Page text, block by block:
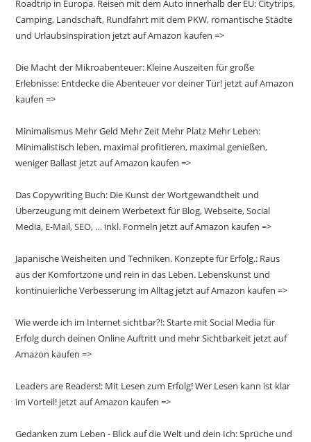
Roadtrip in Europa. Reisen mit dem Auto innerhalb der EU: Citytrips,
Camping, Landschaft, Rundfahrt mit dem PKW, romantische Städte
und Urlaubsinspiration jetzt auf Amazon kaufen =>
Die Macht der Mikroabenteuer: Kleine Auszeiten für große
Erlebnisse: Entdecke die Abenteuer vor deiner Tür! jetzt auf Amazon
kaufen =>
Minimalismus Mehr Geld Mehr Zeit Mehr Platz Mehr Leben:
Minimalistisch leben, maximal profitieren, maximal genießen,
weniger Ballast jetzt auf Amazon kaufen =>
Das Copywriting Buch: Die Kunst der Wortgewandtheit und
Überzeugung mit deinem Werbetext für Blog, Webseite, Social
Media, E-Mail, SEO, … inkl. Formeln jetzt auf Amazon kaufen =>
Japanische Weisheiten und Techniken. Konzepte für Erfolg.: Raus
aus der Komfortzone und rein in das Leben. Lebenskunst und
kontinuierliche Verbesserung im Alltag jetzt auf Amazon kaufen =>
Wie werde ich im Internet sichtbar?!: Starte mit Social Media für
Erfolg durch deinen Online Auftritt und mehr Sichtbarkeit jetzt auf
Amazon kaufen =>
Leaders are Readers!: Mit Lesen zum Erfolg! Wer Lesen kann ist klar
im Vorteil! jetzt auf Amazon kaufen =>
Gedanken zum Leben - Blick auf die Welt und dein Ich: Sprüche und